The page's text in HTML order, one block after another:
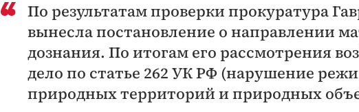
По результатам проверки прокуратура
вынесла постановление о направлении
дознания. По итогам его рассмотрения
дело по статье 262 УК РФ (нарушение
природных территорий и природных